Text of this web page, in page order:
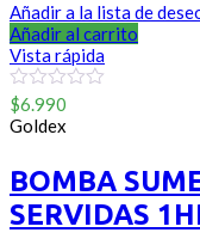
Añadir a la lista de
Añadir al carrito
Vista rápida
0
out
of
$6.990
Goldex
BOMBA
SERVIDAS